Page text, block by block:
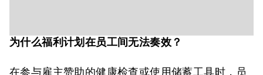
为什么福利计划在员工间无法奏效？
在参与雇主赞助的健康检查或使用储蓄工具时，员